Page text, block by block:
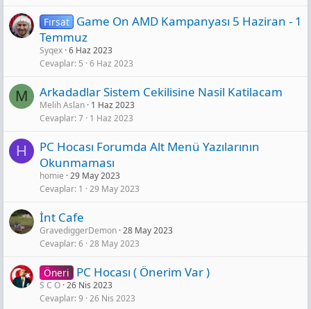
Fırsat Game On AMD Kampanyası 5 Haziran - 1
Temmuz
Syqex 6 Haz 2023
Cevaplar 5 6 Haz 2023
M Arkadadlar Sistem Cekilisine Nasil Katilacam
Melih Aslan 1 Haz 2023
Cevaplar 7 1 Haz 2023
H
PC Hocası Forumda Alt Menü Yazılarının
Okunmaması
homie 29 May 2023
Cevaplar 1 29 May 2023
İnt Cafe
GravediggerDemon 28 May 2023
Cevaplar 6 28 May 2023
Öneri PC Hocası ( Önerim Var )
S C O 26 Nis 2023
Cevaplar 9 26 Nis 2023